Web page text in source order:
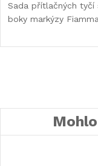
Sada přítlačných tyčí
boky markýzy Fiamma